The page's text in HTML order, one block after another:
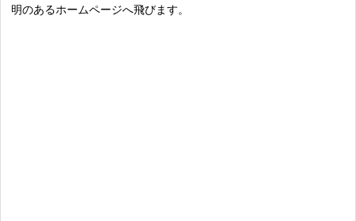
明のあるホームページへ飛びます。